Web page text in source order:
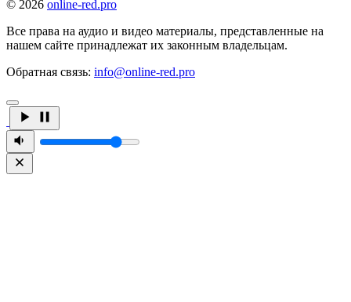
© 2026 online-red.pro
Все права на аудио и видео материалы, представленные на
нашем сайте принадлежат их законным владельцам.
Обратная связь: info@online-red.pro